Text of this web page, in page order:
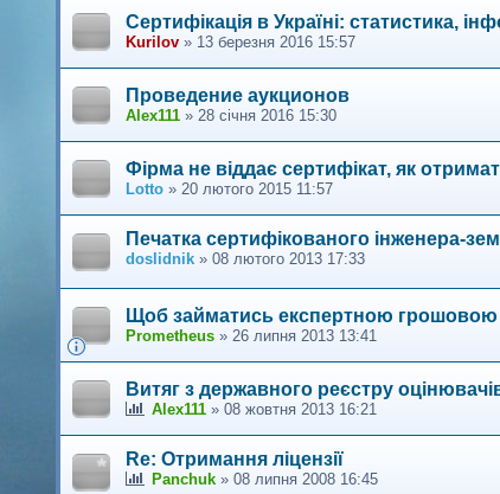
Сертифікація в Україні: статистика,
Kurilov » 13 березня 2016 15:57
Проведение аукционов
Alex111 » 28 січня 2016 15:30
Фірма не віддає сертифікат, як
Lotto » 20 лютого 2015 11:57
Печатка сертифікованого інженера-
doslidnik » 08 лютого 2013 17:33
Щоб займатись експертною грошовою
Prometheus » 26 липня 2013 13:41
Витяг з державного реєстру
Alex111 » 08 жовтня 2013 16:21
Re: Отримання ліцензії
Panchuk » 08 липня 2008 16:45